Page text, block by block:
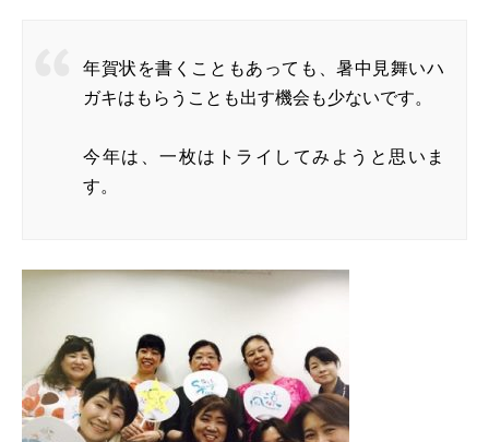
年賀状を書くこともあっても、暑中見舞いハ
ガキはもらうことも出す機会も少ないです。
今年は、一枚はトライしてみようと思いま
す。